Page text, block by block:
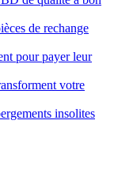
de rechange
pour payer leur
votre
insolites